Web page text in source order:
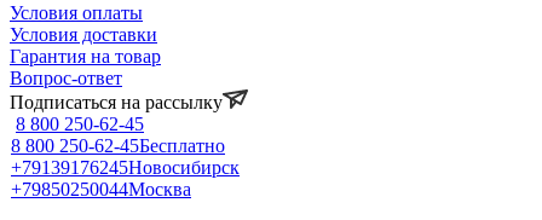
Условия оплаты
Условия доставки
Гарантия на товар
Вопрос-ответ
Подписаться на рассылку
8 800 250-62-45
8 800 250-62-45Бесплатно
+79139176245Новосибирск
+79850250044Москва